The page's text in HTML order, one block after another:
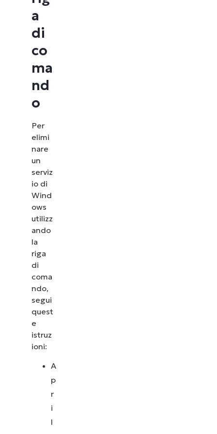
a
di
co
ma
nd
o
Per
elimi
nare
un
serviz
io di
Wind
ows
utilizz
ando
la
riga
di
coma
ndo,
segui
quest
e
istruz
ioni:
A
p
r
i
l